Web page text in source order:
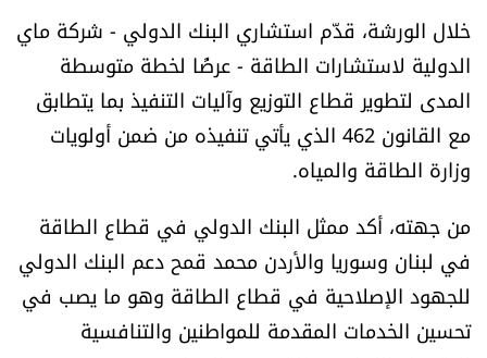
ثقافة وفنون
فصل من كتاب
اقرأ تضحك
سجالات
صحّة وصحن
خلال الورشة، قدّم استشاري البنك الدولي - شركة ماي
الدولية لاستشارات الطاقة - عرضًا لخطة متوسطة
المدى لتطوير قطاع التوزيع وآليات التنفيذ بما يتطابق
مع القانون 462 الذي يأتي تنفيذه من ضمن أولويات
وزارة الطاقة والمياه.
من جهته، أكد ممثل البنك الدولي في قطاع الطاقة
في لبنان وسوريا والأردن محمد قمح دعم البنك الدولي
للجهود الإصلاحية في قطاع الطاقة وهو ما يصب في
تحسين الخدمات المقدمة للمواطنين والتنافسية